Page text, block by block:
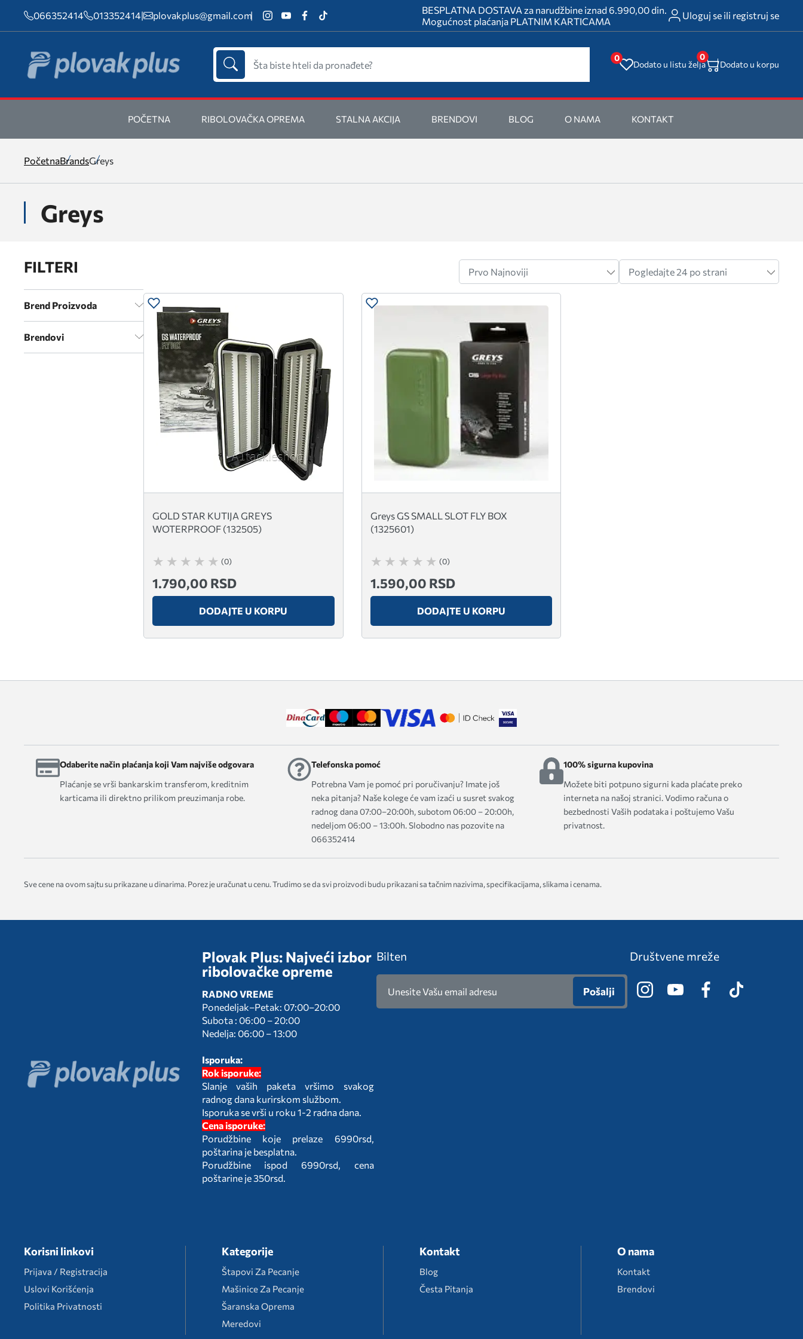
066352414 013352414| plovakplus@gmail.com
BESPLATNA DOSTAVA za narudžbine iznad 6.990,00 din.
Mogućnost plaćanja PLATNIM KARTICAMA
Uloguj se ili registruj se
0
Dodato u listu želja
0
Dodato u korpu
POČETNA RIBOLOVAČKA OPREMA STALNA AKCIJA BRENDOVI BLOG O NAMA KONTAKT
PočetnaBrandsGreys
Greys
FILTERI
Brend Proizvoda
Brendovi
GOLD STAR KUTIJA GREYS
WOTERPROOF (132505)
(0)
1.790,00 RSD
DODAJTE U KORPU
Greys GS SMALL SLOT FLY BOX
(1325601)
(0)
1.590,00 RSD
DODAJTE U KORPU
Odaberite način plaćanja koji Vam najviše odgovara
Plaćanje se vrši bankarskim transferom, kreditnim
karticama ili direktno prilikom preuzimanja robe.
Telefonska pomoć
Potrebna Vam je pomoć pri poručivanju? Imate još
neka pitanja? Naše kolege će vam izaći u susret svakog
radnog dana 07:00–20:00h, subotom 06:00 – 20:00h,
nedeljom 06:00 – 13:00h. Slobodno nas pozovite na
066352414
100% sigurna kupovina
Možete biti potpuno sigurni kada plaćate preko
interneta na našoj stranici. Vodimo računa o
bezbednosti Vaših podataka i poštujemo Vašu
privatnost.
Sve cene na ovom sajtu su prikazane u dinarima. Porez je uračunat u cenu. Trudimo se da svi proizvodi budu prikazani sa tačnim nazivima, specifikacijama, slikama i cenama.
Plovak Plus: Najveći izbor
ribolovačke opreme
RADNO VREME
Ponedeljak–Petak: 07:00–20:00
Subota : 06:00 – 20:00
Nedelja: 06:00 – 13:00
Isporuka:
Rok isporuke:
Slanje vaših paketa vršimo svakog
radnog dana kurirskom službom.
Isporuka se vrši u roku 1-2 radna dana.
Cena isporuke:
Porudžbine koje prelaze 6990rsd,
poštarina je besplatna.
Porudžbine ispod 6990rsd, cena
poštarine je 350rsd.
Bilten
Pošalji
Društvene mreže
Korisni linkovi
Prijava / Registracija
Uslovi Korišćenja
Politika Privatnosti
Kategorije
Štapovi Za Pecanje
Mašinice Za Pecanje
Šaranska Oprema
Meredovi
Kontakt
Blog
Česta Pitanja
O nama
Kontakt
Brendovi